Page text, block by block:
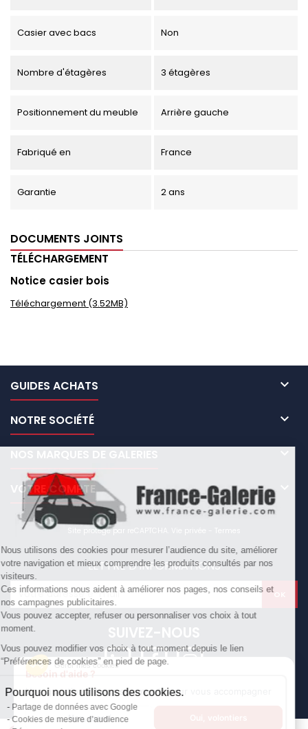
Nous utilisons des cookies pour mesurer l’audience du site, améliorer
votre navigation et mieux comprendre les produits consultés par nos
visiteurs.
Ces informations nous aident à améliorer nos pages, nos conseils et
nos campagnes publicitaires.
Vous pouvez accepter, refuser ou personnaliser vos choix à tout
moment.
Vous pouvez modifier vos choix à tout moment depuis le lien
“Préférences de cookies” en pied de page.
Pourquoi nous utilisons des cookies.
Partage de données avec Google
Cookies de mesure d’audience
Gérer mes cookies
Casier avec bacs Non
Nombre d'étagères 3 étagères
Positionnement du meuble Arrière gauche
Fabriqué en France
Garantie 2 ans
DOCUMENTS JOINTS
TÉLÉCHARGEMENT
Notice casier bois
Téléchargement (3.52MB)
GUIDES ACHATS 
NOTRE SOCIÉTÉ 
VOTRE COMPTE
Site protégé par reCAPTCHA.
LETTRE D'INFORMATIONS
© Copyright 2026 France Galerie. Tous droits reservés.
Besoin d'aide ?
Une question ? Nous sommes là pour vous accompagner
Non, merci